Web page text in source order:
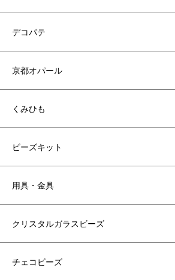
デコパテ
京都オパール
くみひも
ビーズキット
用具・金具
クリスタルガラスビーズ
チェコビーズ